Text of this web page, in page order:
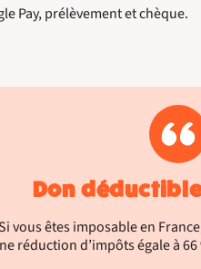
Pay, prélèvement et chèque.
Don
vous êtes imposable en
réduction d’impôts égale à